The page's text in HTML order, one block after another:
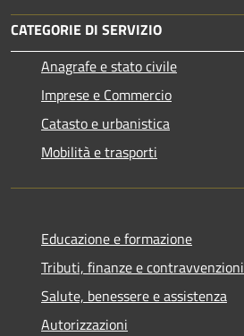
CATEGORIE DI SERVIZIO
Anagrafe e stato civile
Imprese e Commercio
Catasto e urbanistica
Mobilità e trasporti
Educazione e formazione
Tributi, finanze e contravvenzioni
Salute, benessere e assistenza
Autorizzazioni